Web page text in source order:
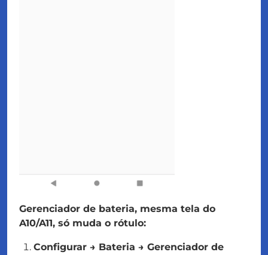
Gerenciador de bateria, mesma tela do
A10/A11, só muda o rótulo:
Configurar → Bateria → Gerenciador de